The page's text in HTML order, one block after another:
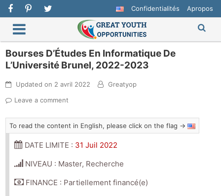
Confidentialités Apropos
Bourses D’Études En Informatique De
L’Université Brunel, 2022-2023
Updated on 2 avril 2022
Greatyop
Leave a comment
To read the content in English, please click on the flag →
DATE LIMITE : 31 Juil 2022
NIVEAU : Master, Recherche
FINANCE : Partiellement financé(e)